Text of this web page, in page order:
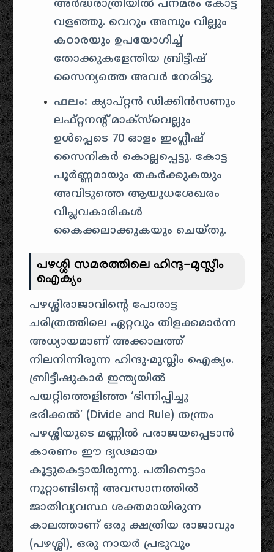
അർദ്ധരാത്രിയിൽ പനമരം കോട്ട
വളഞ്ഞു. വെറും അമ്പും വില്ലും
കഠാരയും ഉപയോഗിച്ച്
തോക്കുകളേന്തിയ ബ്രിട്ടീഷ്
സൈന്യത്തെ അവർ നേരിട്ടു.
ഫലം: ക്യാപ്റ്റൻ ഡിക്കിൻസണും
ലഫ്റ്റനന്റ് മാക്സ്‌വെല്ലും
ഉൾപ്പെടെ 70 ഓളം ഇംഗ്ലീഷ്
സൈനികർ കൊല്ലപ്പെട്ടു. കോട്ട
പൂർണ്ണമായും തകർക്കുകയും
അവിടുത്തെ ആയുധശേഖരം
വിപ്ലവകാരികൾ
കൈക്കലാക്കുകയും ചെയ്തു.
പഴശ്ശി സമരത്തിലെ ഹിന്ദു-മുസ്ലീം
ഐക്യം
പഴശ്ശിരാജാവിന്റെ പോരാട്ട
ചരിത്രത്തിലെ ഏറ്റവും തിളക്കമാർന്ന
അധ്യായമാണ് അക്കാലത്ത്
നിലനിന്നിരുന്ന ഹിന്ദു-മുസ്ലീം ഐക്യം.
ബ്രിട്ടീഷുകാർ ഇന്ത്യയിൽ
പയറ്റിത്തെളിഞ്ഞ ‘ഭിന്നിപ്പിച്ചു
ഭരിക്കൽ’ (Divide and Rule) തന്ത്രം
പഴശ്ശിയുടെ മണ്ണിൽ പരാജയപ്പെടാൻ
കാരണം ഈ ദൃഢമായ
കൂട്ടുകെട്ടായിരുന്നു. പതിനെട്ടാം
നൂറ്റാണ്ടിന്റെ അവസാനത്തിൽ
ജാതിവ്യവസ്ഥ ശക്തമായിരുന്ന
കാലത്താണ് ഒരു ക്ഷത്രിയ രാജാവും
(പഴശ്ശി), ഒരു നായർ പ്രഭുവും